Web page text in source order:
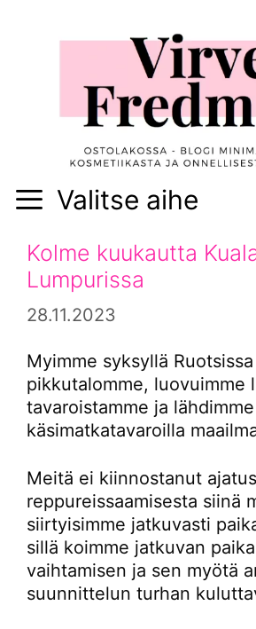
Valitse aihe
Kolme kuukautta
Lumpurissa
28.11.2023
Myimme syksyllä
pikkutalomme, luovuimme
tavaroistamme ja lähdimme
käsimatkatavaroilla
Meitä ei kiinnostanut ajatus
reppureissaamisesta siinä
siirtyisimme jatkuvasti
sillä koimme jatkuvan
vaihtamisen ja sen myötä
suunnittelun turhan